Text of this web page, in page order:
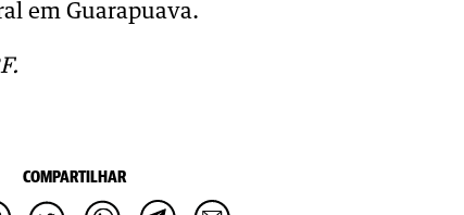
em Guarapuava.
COMPARTILHAR